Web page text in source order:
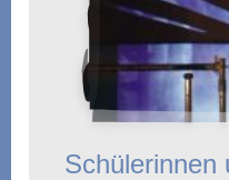
Schülerinnen